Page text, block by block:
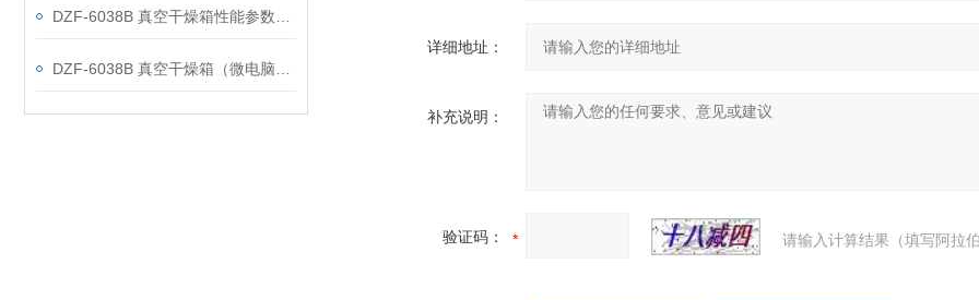
详细地址：
补充说明：
验证码： 请输入计算结果（填写阿拉